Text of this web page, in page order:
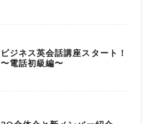
ビジネス英会話講座スタート！
〜電話初級編〜